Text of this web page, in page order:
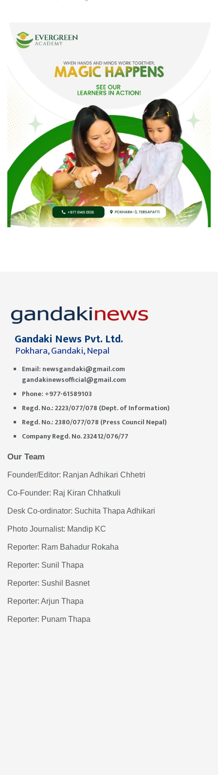
Gandaki News Pvt. Ltd.
Pokhara, Gandaki, Nepal
Email: newsgandaki@gmail.com
gandakinewsofficial@gmail.com
Phone: +977-61589103
Regd. No.: 2223/077/078 (Dept. of Information)
Regd. No.: 2380/077/078 (Press Council Nepal)
Company Regd. No. 232412/076/77
Our Team
Founder/Editor: Ranjan Adhikari Chhetri
Co-Founder: Raj Kiran Chhatkuli
Desk Co-ordinator: Suchita Thapa Adhikari
Photo Journalist: Mandip KC
Reporter: Ram Bahadur Rokaha
Reporter: Sunil Thapa
Reporter: Sushil Basnet
Reporter: Arjun Thapa
Reporter: Punam Thapa